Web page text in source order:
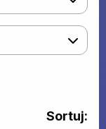
Sortuj: